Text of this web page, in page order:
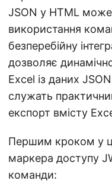
JSON у HTML
використання
безперебійну
дозволяє
Excel із даних
служать
експорт вмісту
Першим кроком у
маркера доступу
команди: